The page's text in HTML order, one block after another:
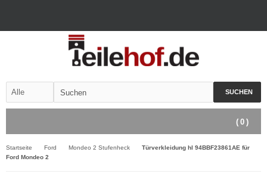
SUCHEN
( 0 )
Startseite Ford Mondeo 2 Stufenheck
Türverkleidung hl 94BBF23861AE für
Ford Mondeo 2